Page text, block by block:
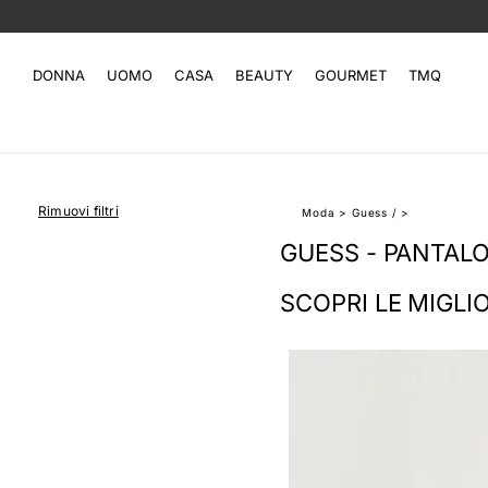
DONNA UOMO CASA BEAUTY GOURMET TMQ
Moda > Guess / >
GUESS -
SCOPRI LE
Rimuovi filtri